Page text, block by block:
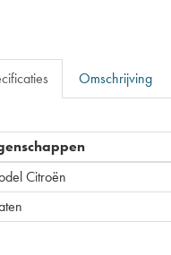
Omschrijving
Citroën